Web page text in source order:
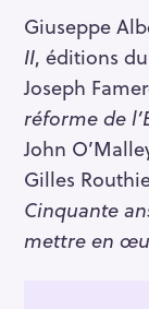
Giuseppe
II, éditions
Joseph
réforme de
John
Gilles
Cinquante
mettre en